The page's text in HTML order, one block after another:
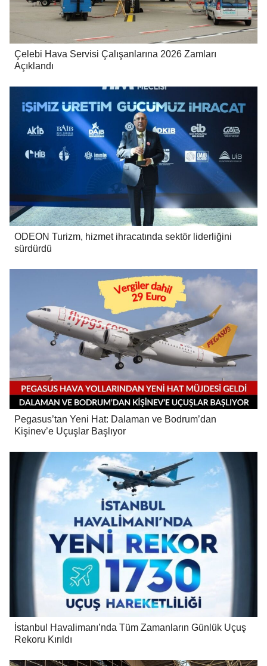
Çelebi Hava Servisi Çalışanlarına 2026 Zamları
Açıklandı
ODEON Turizm, hizmet ihracatında sektör liderliğini
sürdürdü
Pegasus’tan Yeni Hat: Dalaman ve Bodrum’dan
Kişinev’e Uçuşlar Başlıyor
İstanbul Havalimanı’nda Tüm Zamanların Günlük Uçuş
Rekoru Kırıldı